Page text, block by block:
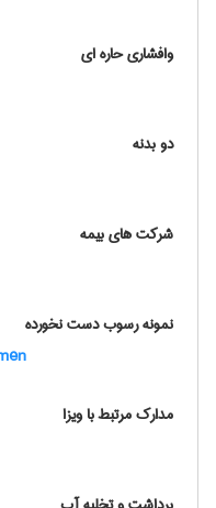
وافشاری حاره ای
دو بدنه
شرکت های بیمه
نمونه رسوب دست نخورده
مدارک مرتبط با ویزا